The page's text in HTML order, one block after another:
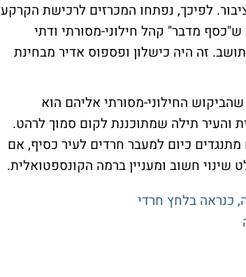
לפיכך, נפתחו המכרזים לרכישת הקרקע
ש"כסף מדבר" קהל חילוני-מסורתי ודתי
זה היה כישלון ופספוס אדיר מבחינת
החילוני-מסורתי אליהם הוא
והעיר תילה שמתוכננת לקום סמוך לרהט.
כיום למעבר חרדים לעיר כסיף, אם
חשוב ומעניין ברמה הקונספטואלית.
כנראה בלחץ חרדי